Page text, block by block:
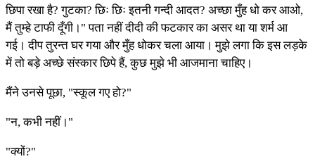
छिपा रखा है? गुटका? छिः छिः इतनी गन्दी आदत? अच्छा मुँह धो कर आओ,
मैं तुम्हे टाफी दूँगी।" पता नहीं दीदी की फटकार का असर था या शर्म आ
गई। दीप तुरन्त घर गया और मुँह धोकर चला आया। मुझे लगा कि इस लड़के
में तो बड़े अच्छे संस्कार छिपे हैं, कुछ मुझे भी आजमाना चाहिए।
मैंने उनसे पूछा, "स्कूल गए हो?"
"न, कभी नहीं।"
"क्यों?"